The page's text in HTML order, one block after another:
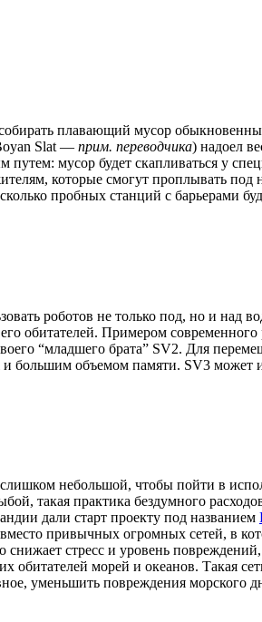
плавающий мусор
Slat — прим. переводчика) надоел
мусор будет скапливаться у
которые смогут проплывать
пробных станций с барьерами
роботов не только под, но и над
обитателей. Примером современного
“младшего брата” SV2. Для
большим объемом памяти. SV3 может
небольшой, чтобы пойти в
такая практика бездумного
дали старт проекту под названием
привычных огромных сетей, в
снижает стресс и уровень
обитателей морей и океанов. Такая
уменьшить повреждения морского